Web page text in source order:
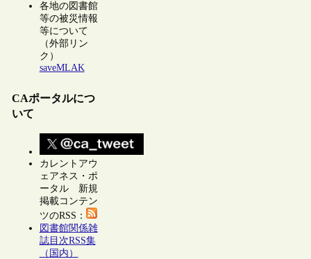
各地の図書館
等の被災情報
等について
（外部リン
ク）
saveMLAK
CAポータルにつ
いて
カレントアウ
ェアネス・ポ
ータル 新規
掲載コンテン
ツのRSS：
図書館関係雑
誌目次RSS集
（国内）